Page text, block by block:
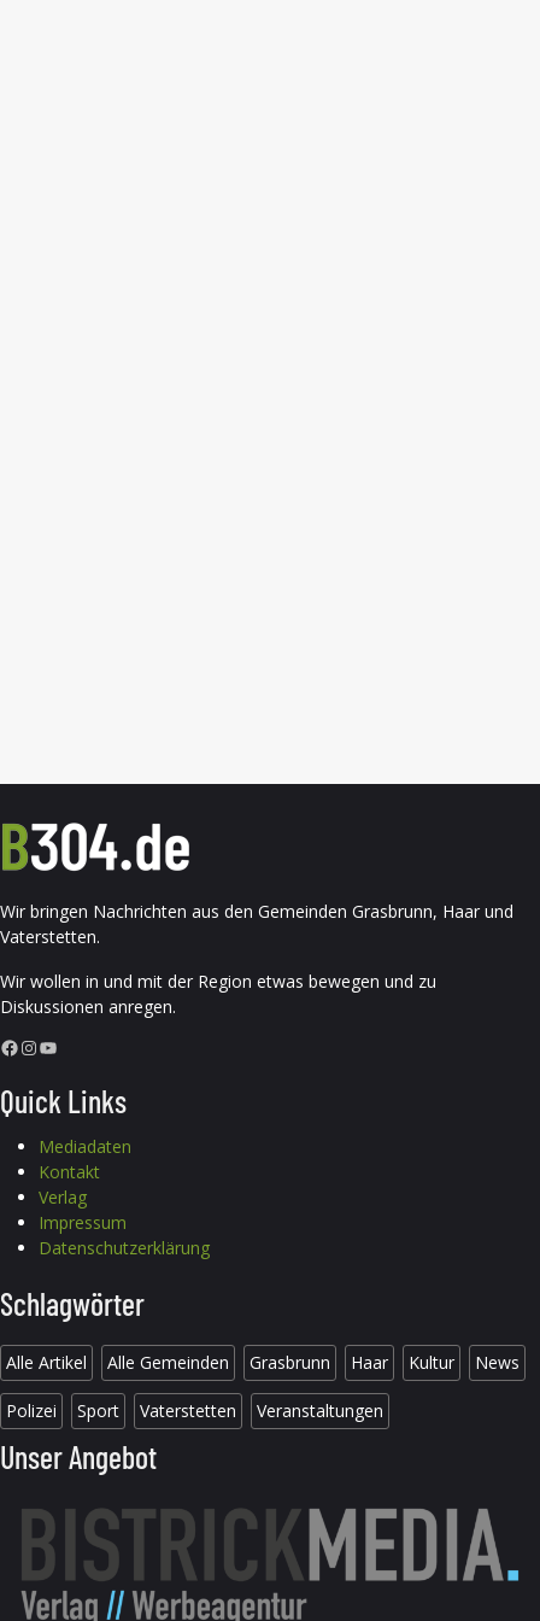
Wir bringen Nachrichten aus den Gemeinden Grasbrunn, Haar und
Vaterstetten.
Wir wollen in und mit der Region etwas bewegen und zu
Diskussionen anregen.
Facebook InstagramYouTube
Quick Links
Mediadaten
Kontakt
Verlag
Impressum
Datenschutzerklärung
Schlagwörter
Alle Artikel Alle Gemeinden Grasbrunn Haar Kultur News
Polizei Sport Vaterstetten Veranstaltungen
Unser Angebot